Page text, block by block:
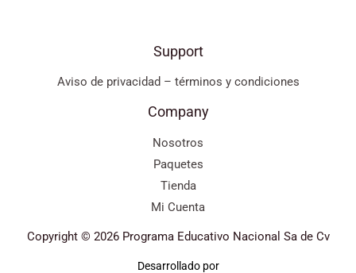
Support
Aviso de privacidad – términos y condiciones
Company
Nosotros
Paquetes
Tienda
Mi Cuenta
Copyright © 2026 Programa Educativo Nacional Sa de Cv
Desarrollado por